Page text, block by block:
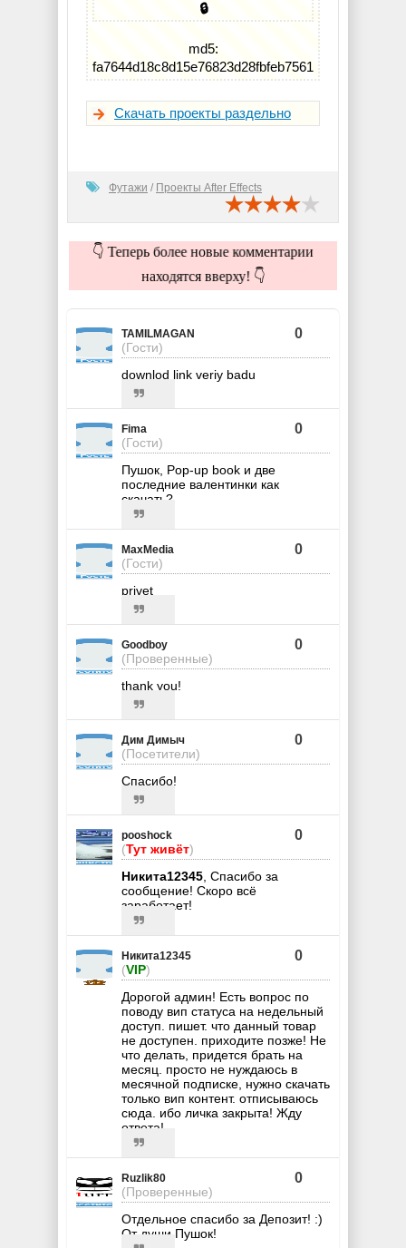
🔒
md5:
fa7644d18c8d15e76823d28fbfeb7561
Скачать проекты раздельно
Футажи / Проекты After Effects
👇 Теперь более новые комментарии
находятся вверху! 👇
TAMILMAGAN
(Гости)
0
downlod link veriy badu
Fima
(Гости)
0
Пушок, Pop-up book и две
последние валентинки как
скачать?
MaxMedia
(Гости)
0
privet
Goodboy
(Проверенные)
0
thank you!
Дим Димыч
(Посетители)
0
Спасибо!
pooshock
(Тут живёт)
0
Никита12345 , Спасибо за
сообщение! Скоро всё
заработает!
Никита12345
(VIP)
0
Дорогой админ! Есть вопрос по
поводу вип статуса на недельный
доступ. пишет. что данный товар
не доступен. приходите позже! Не
что делать, придется брать на
месяц. просто не нуждаюсь в
месячной подписке, нужно скачать
только вип контент. отписываюсь
сюда. ибо личка закрыта! Жду
ответа!
Ruzlik80
(Проверенные)
0
Отдельное спасибо за Депозит! :)
От души Пушок!